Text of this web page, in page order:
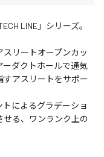
LINE」シリーズ。
リートオープンカッ
ーダクトホールで通気
アスリートをサポー
によるグラデーショ
せる、ワンランク上の